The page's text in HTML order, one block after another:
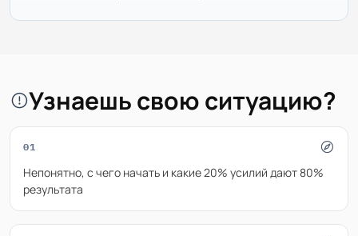
Узнаешь свою ситуацию?
01
Непонятно, с чего начать и какие 20% усилий дают 80%
результата